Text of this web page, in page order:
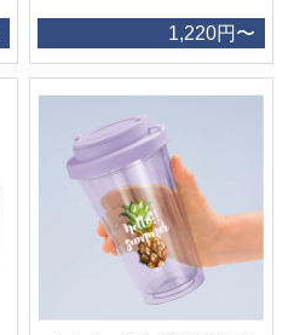
1,220円〜